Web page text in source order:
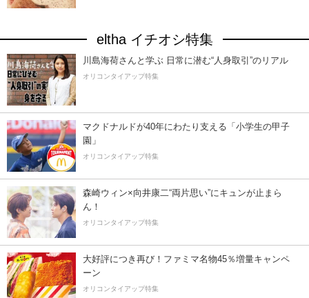
eltha イチオシ特集
川島海荷さんと学ぶ 日常に潜む“人身取引”のリアル
オリコンタイアップ特集
マクドナルドが40年にわたり支える「小学生の甲子
園」
オリコンタイアップ特集
森崎ウィン×向井康二“両片思い”にキュンが止まら
ん！
オリコンタイアップ特集
大好評につき再び！ファミマ名物45％増量キャンペ
ーン
オリコンタイアップ特集